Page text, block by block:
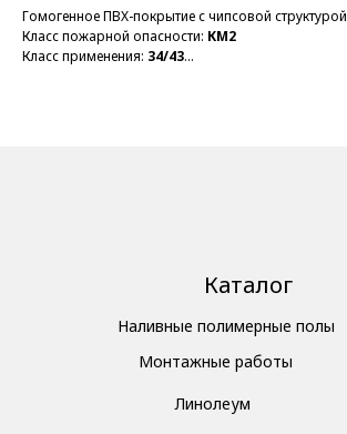
Гомогенное ПВХ-покрытие с чипсовой структурой
Класс пожарной опасности: КМ2
Класс применения: 34/43
Наливные полимерные полы
Линолеум
Монтажные работы
Каталог